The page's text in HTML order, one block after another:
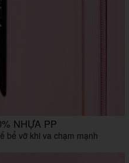
NHỰA PP
bể vỡ khi va chạm mạnh